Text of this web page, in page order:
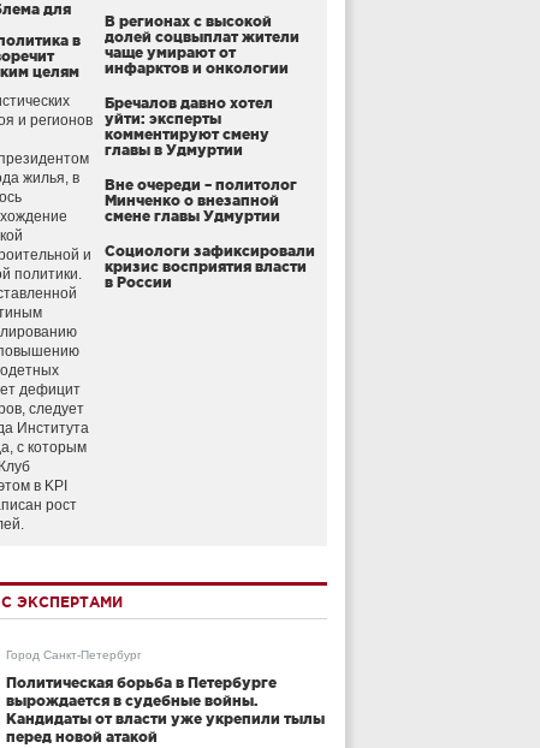
для
в
целям
и регионов
жилья, в
и
политики.
дефицит
следует
Института
с которым
в KPI
рост
В регионах с высокой
долей соцвыплат жители
чаще умирают от
инфарктов и онкологии
Бречалов давно хотел
уйти: эксперты
комментируют смену
главы в Удмуртии
Вне очереди – политолог
Минченко о внезапной
смене главы Удмуртии
Социологи зафиксировали
кризис восприятия власти
в России
ЭКСПЕРТАМИ
Город Санкт-Петербург
Политическая борьба в Петербурге
вырождается в судебные войны.
Кандидаты от власти уже укрепили тылы
перед новой атакой